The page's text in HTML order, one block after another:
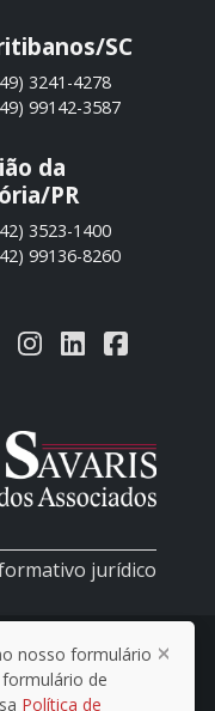
SC
3241-4278
99142-3587
da
PR
3523-1400
99136-8260
jurídico
nosso formulário
de
Política de